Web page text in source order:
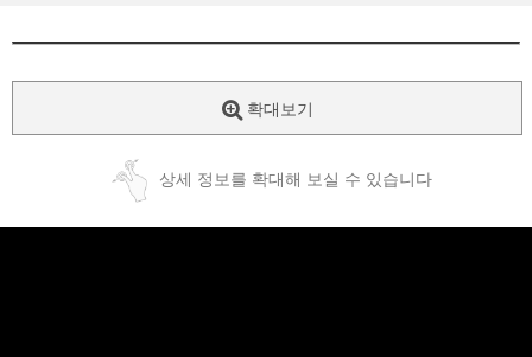
확대보기
상세 정보를 확대해 보실 수 있습니다